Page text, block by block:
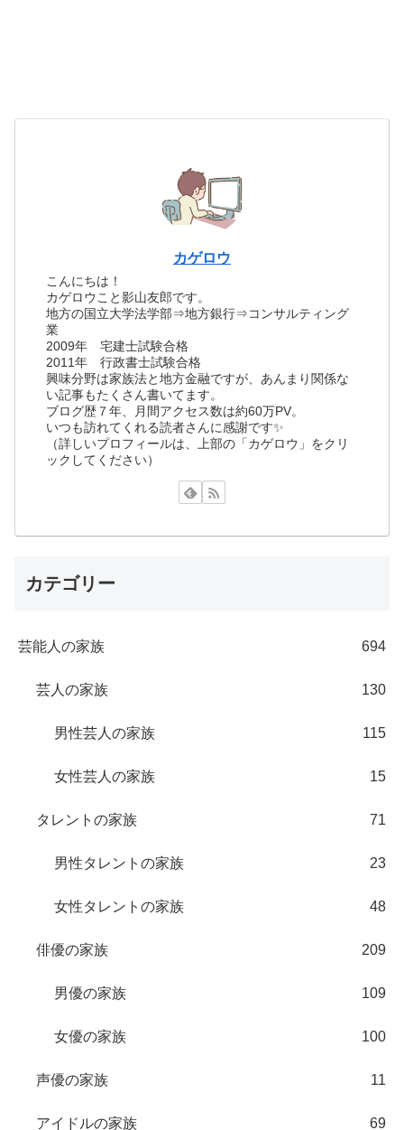
カゲロウ
こんにちは！
カゲロウこと影山友郎です。
地方の国立大学法学部⇒地方銀行⇒コンサルティング
業
2009年 宅建士試験合格
2011年 行政書士試験合格
興味分野は家族法と地方金融ですが、あんまり関係な
い記事もたくさん書いてます。
ブログ歴７年、月間アクセス数は約60万PV。
いつも訪れてくれる読者さんに感謝です✨
（詳しいプロフィールは、上部の「カゲロウ」をクリ
ックしてください）
カテゴリー
芸能人の家族 694
芸人の家族 130
男性芸人の家族 115
女性芸人の家族 15
タレントの家族 71
男性タレントの家族 23
女性タレントの家族 48
俳優の家族 209
男優の家族 109
女優の家族 100
声優の家族 11
アイドルの家族 69